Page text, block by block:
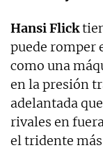
Hansi Flick
puede romper
como una
en la presión
adelantada
rivales en
el tridente más